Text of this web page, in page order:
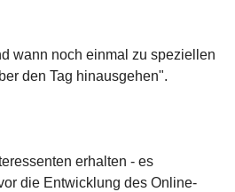
wann noch einmal zu speziellen
den Tag hinausgehen".
erhalten - es
die Entwicklung des Online-